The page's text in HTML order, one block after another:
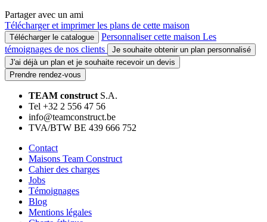
Partager avec un ami
Télécharger et imprimer les plans de cette maison
Télécharger le catalogue Personnaliser cette maison Les
témoignages de nos clients
Je souhaite obtenir un plan personnalisé
J'ai déjà un plan et je souhaite recevoir un devis
Prendre rendez-vous
TEAM construct S.A.
Tel +32 2 556 47 56
info@teamconstruct.be
TVA/BTW BE 439 666 752
Contact
Maisons Team Construct
Cahier des charges
Jobs
Témoignages
Blog
Mentions légales